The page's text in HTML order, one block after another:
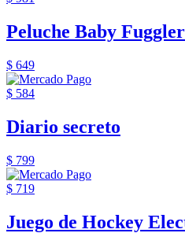
Peluche Baby
$ 649
$ 584
Diario secreto
$ 799
$ 719
Juego de Hockey